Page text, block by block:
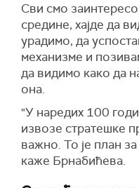
Сви смо
средине, хајде да
урадимо, да
механизме и
да видимо како да
она.
"У наредих 100
извозе стратешке
важно. То је план
каже Брнабићева.